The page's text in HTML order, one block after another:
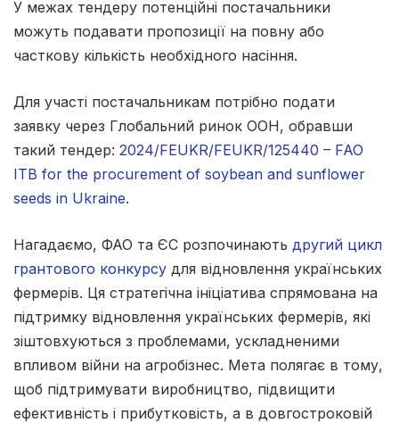
У межах тендеру потенційні постачальники
можуть подавати пропозиції на повну або
часткову кількість необхідного насіння.
Для участі постачальникам потрібно подати
заявку через Глобальний ринок ООН, обравши
такий тендер: 2024/FEUKR/FEUKR/125440 – FAO
ITB for the procurement of soybean and sunflower
seeds in Ukraine.
Нагадаємо, ФАО та ЄС розпочинають другий цикл
грантового конкурсу для відновлення українських
фермерів. Ця стратегічна ініціатива спрямована на
підтримку відновлення українських фермерів, які
зіштовхуються з проблемами, ускладненими
впливом війни на агробізнес. Мета полягає в тому,
щоб підтримувати виробництво, підвищити
ефективність і прибутковість, а в довгостроковій